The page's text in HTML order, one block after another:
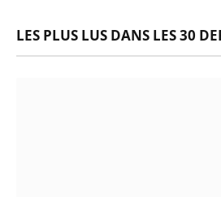
LES PLUS LUS DANS LES 30